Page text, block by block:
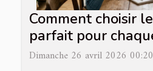
Comment choisir
parfait pour
Dimanche 26 avril 2026 00:20